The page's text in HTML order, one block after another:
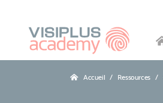
Accueil Ressources